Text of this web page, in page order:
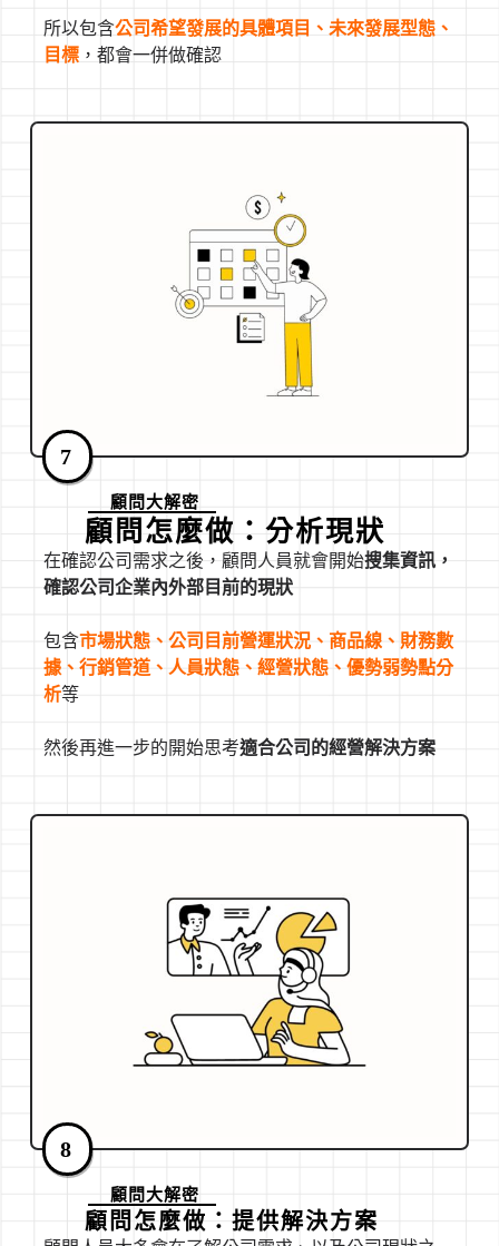
所以包含公司希望發展的具體項目、未來發展型態、
目標，都會一併做確認
7
顧問大解密
顧問怎麼做：分析現狀
在確認公司需求之後，顧問人員就會開始搜集資訊，
確認公司企業內外部目前的現狀
包含市場狀態、公司目前營運狀況、商品線、財務數
據、行銷管道、人員狀態、經營狀態、優勢弱勢點分
析等
然後再進一步的開始思考適合公司的經營解決方案
8
顧問大解密
顧問怎麼做：提供解決方案